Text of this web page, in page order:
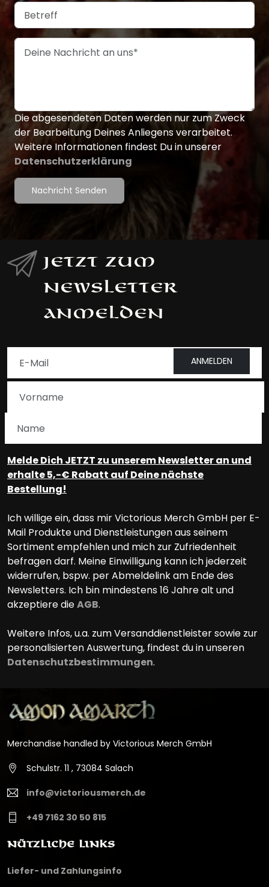
Die abgesendeten Daten werden nur zum Zweck
der Bearbeitung Deines Anliegens verarbeitet.
Weitere Informationen findest Du in unserer
Datenschutzerklärung
Nachricht Senden
Jetzt zum
Newsletter
anmelden
ANMELDEN
Melde Dich JETZT zu unserem Newsletter an und
erhalte 5,-€ Rabatt auf Deine nächste
Bestellung!
Ich willige ein, dass mir Victorious Merch GmbH per E-
Mail Produkte und Dienstleistungen aus seinem
Sortiment empfehlen und mich zur Zufriedenheit
befragen darf. Meine Einwilligung kann ich jederzeit
widerrufen, bspw. per Abmeldelink am Ende des
Newsletters. Ich bin mindestens 16 Jahre alt und
akzeptiere dieAGB.
Weitere Infos, u.a. zum Versanddienstleister sowie zur
personalisierten Auswertung, findest du in unseren
Datenschutzbestimmungen.
Merchandise handled by Victorious Merch GmbH
Schulstr. 11 , 73084 Salach
info@victoriousmerch.de
+49 7162 30 50 815
Nützliche Links
Liefer- und Zahlungsinfo